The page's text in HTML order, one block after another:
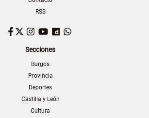
RSS
Facebook
TwitterInstagram
YouTubeDailymotion
Secciones
Burgos
Provincia
Deportes
Castilla y León
Cultura